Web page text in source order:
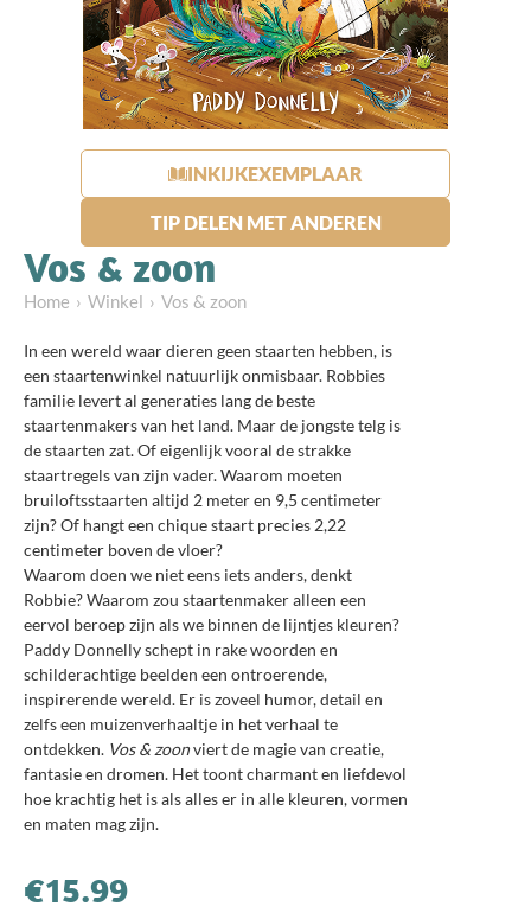
INKIJKEXEMPLAAR
TIP DELEN MET ANDEREN
Vos & zoon
Home Winkel Vos & zoon
In een wereld waar dieren geen staarten hebben, is
een staartenwinkel natuurlijk onmisbaar. Robbies
familie levert al generaties lang de beste
staartenmakers van het land. Maar de jongste telg is
de staarten zat. Of eigenlijk vooral de strakke
staartregels van zijn vader. Waarom moeten
bruiloftsstaarten altijd 2 meter en 9,5 centimeter
zijn? Of hangt een chique staart precies 2,22
centimeter boven de vloer?
Waarom doen we niet eens iets anders, denkt
Robbie? Waarom zou staartenmaker alleen een
eervol beroep zijn als we binnen de lijntjes kleuren?
Paddy Donnelly schept in rake woorden en
schilderachtige beelden een ontroerende,
inspirerende wereld. Er is zoveel humor, detail en
zelfs een muizenverhaaltje in het verhaal te
ontdekken. Vos & zoonviert de magie van creatie,
fantasie en dromen. Het toont charmant en liefdevol
hoe krachtig het is als alles er in alle kleuren, vormen
en maten mag zijn.
€15.99